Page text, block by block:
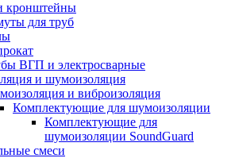
кронштейны
для труб
ВГП и электросварные
и шумоизоляция
и виброизоляция
Комплектующие для шумоизоляции
Комплектующие для
шумоизоляции SoundGuard
смеси